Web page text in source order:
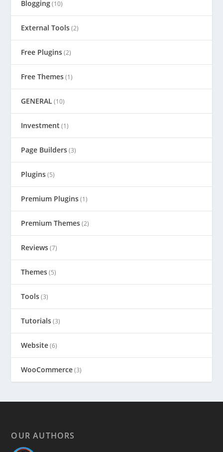
Blogging(10)
External Tools(2)
Free Plugins(2)
Free Themes(1)
GENERAL (10)
Investment (1)
Page Builders(3)
Plugins(5)
Premium Plugins(1)
Premium Themes(2)
Reviews(7)
Themes(5)
Tools(3)
Tutorials(3)
Website(6)
WooCommerce(3)
OUR AUTHORS